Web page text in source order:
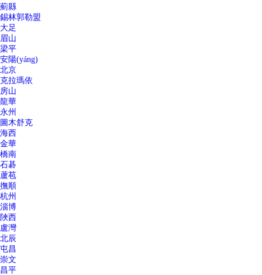
薊縣
錫林郭勒盟
大足
眉山
梁平
安陽(yáng)
北京
克拉瑪依
房山
龍華
永州
圖木舒克
海西
金華
橋南
石碁
蘆苞
撫順
杭州
淄博
陜西
盧灣
北辰
屯昌
崇文
昌平